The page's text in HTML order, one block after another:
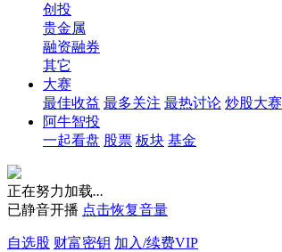
创投
贵金属
融资融券
其它
大赛
最佳收益 最多关注 最热讨论 炒股大赛
阿牛智投
一起看盘 股票 板块 基金
正在努力加载...
已静音开播 点击恢复音量
自选股 财富密钥 加入/续费VIP